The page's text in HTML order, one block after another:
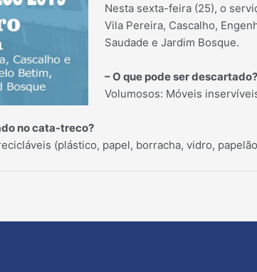
Nesta sexta-feira (25), o
Vila Pereira, Cascalho,
Saudade e Jardim Bosque.
– O que pode ser descartado?
Volumosos: Móveis
no cata-treco?
(plástico, papel, borracha, vidro,